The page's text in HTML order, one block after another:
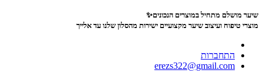
שיער מושלם מתחיל במוצרים הנכונים✨
מוצרי טיפוח ועיצוב שיער מקצועיים ישירות מהסלון שלנו עד אלייך
התחברות
erezs322@gmail.com